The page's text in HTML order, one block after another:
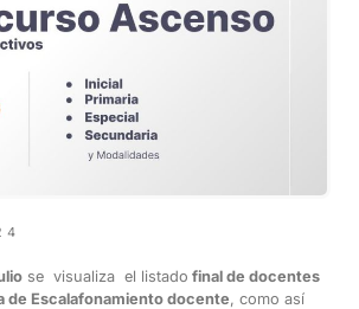
se visualiza el listado final de docentes
de Escalafonamiento docente, como así